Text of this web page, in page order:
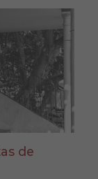
de